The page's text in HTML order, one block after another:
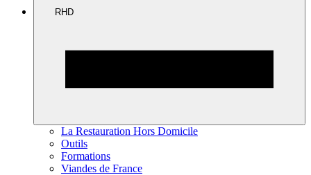
RHD
La Restauration Hors Domicile
Outils
Formations
Viandes de France